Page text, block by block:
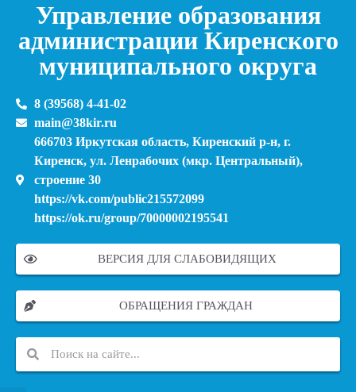
Управление образования
администрации Киренского
муниципального округа
8 (39568) 4-41-02
main@38kir.ru
666703 Иркутская область, Киренский р-н, г.
Киренск, ул. Ленрабочих (мкр. Центральный),
строение 30
https://vk.com/public215572099
https://ok.ru/group/70000002195541
ВЕРСИЯ ДЛЯ СЛАБОВИДЯЩИХ
ОБРАЩЕНИЯ ГРАЖДАН